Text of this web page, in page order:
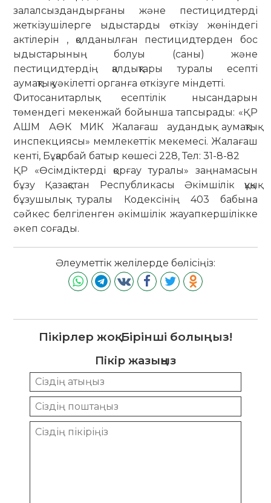
залалсыздандырғаны және пестицидтерді
жеткізушілерге ыдыстарды өткізу жөніндегі
актілерін , қолданылған пестицидтерден бос
ыдыстарының болуы (саны) және
пестицидтердің қалдықтары туралы есепті
аумақтық уәкілетті органға өткізуге міндетті.
Фитосанитарлық есептілік нысандарын
төмендегі мекенжай бойынша тапсырады: «ҚР
АШМ АӨК МИК Жалағаш аудандық аумақтық
инспекциясы» мемлекеттік мекемесі. Жалағаш
кенті, Бұқарбай батыр көшесі 228, Тел: 31-8-82
ҚР «Өсімдіктерді қорғау туралы» заңнамасын
бұзу Қазақстан Республикасы Әкімшілік құқық
бұзушылық туралы Кодексінің 403 бабына
сәйкес белгіленген әкімшілік жауапкершілікке
әкеп соғады.
Әлеуметтік желілерде бөлісіңіз:
Пікірлер жоқ. Бірінші болыңыз!
Пікір жазыңыз